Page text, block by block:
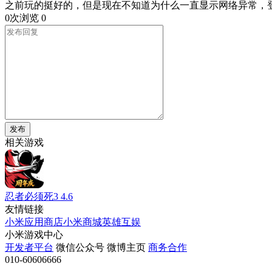
之前玩的挺好的，但是现在不知道为什么一直显示网络异常，
0次浏览 0
发布
相关游戏
忍者必须死3 4.6
友情链接
小米应用商店小米商城英雄互娱
小米游戏中心
开发者平台 微信公众号 微博主页 商务合作
010-60606666